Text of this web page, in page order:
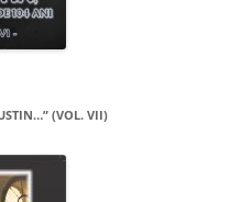
(VOL. VII)